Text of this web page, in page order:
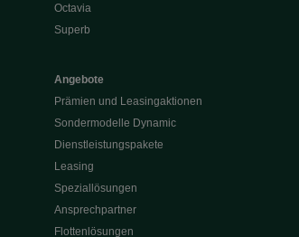
Octavia
Superb
Angebote
Prämien und Leasingaktionen
Sondermodelle Dynamic
Dienstleistungspakete
Leasing
Speziallösungen
Ansprechpartner
Flottenlösungen